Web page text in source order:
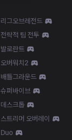
리그오브레전드
전략적 팀 전투
발로란트
오버워치2
배틀그라운드
슈퍼바이브
데스크톱
스트리머 오버레이
Duo